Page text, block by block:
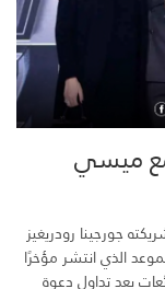
ميسي
جورجينا رودريغيز
الذي انتشر مؤخرًا
بعد تداول دعوة